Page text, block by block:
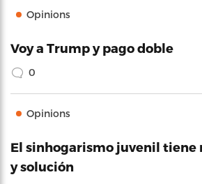
Opinions
Voy a Trump y pago doble
0
Opinions
El sinhogarismo juvenil tiene
y solución